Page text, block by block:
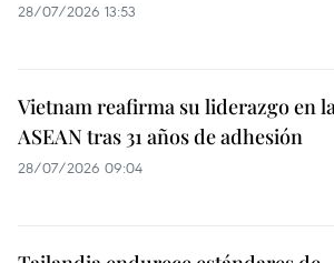
28/07/2026 13:53
Vietnam reafirma su liderazgo en
ASEAN tras 31 años de adhesión
28/07/2026 09:04